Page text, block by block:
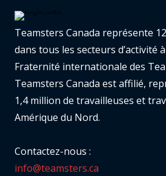
Teamsters Canada représente
dans tous les secteurs d’activité
Fraternité internationale des
Teamsters Canada est affilié,
1,4 million de travailleuses et
Amérique du Nord.
Contactez-nous :
info@teamsters.ca